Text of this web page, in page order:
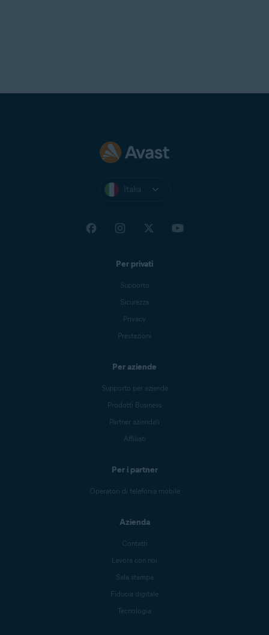
Italia
Per privati
Supporto
Sicurezza
Privacy
Prestazioni
Per aziende
Supporto per aziende
Prodotti Business
Partner aziendali
Affiliati
Per i partner
Operatori di telefonia mobile
Azienda
Contatti
Lavora con noi
Sala stampa
Fiducia digitale
Tecnologia